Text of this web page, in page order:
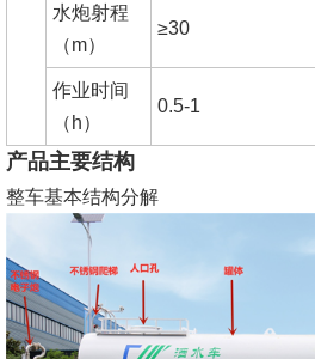
水炮射程
（m）
≥30
作业时间
（h）
0.5-1
产品主要结构
整车基本结构分解